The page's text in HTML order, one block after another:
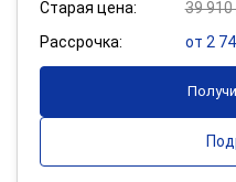
Старая цена:
39 910
Рассрочка:
от 2